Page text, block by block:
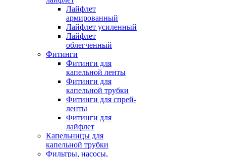
Лайфлет
армированный
Лайфлет усиленный
Лайфлет
облегченный
Фитинги
Фитинги для
капельной ленты
Фитинги для
капельной трубки
Фитинги для спрей-
ленты
Фитинги для
лайфлет
Капельницы для
капельной трубки
Фильтры, насосы,